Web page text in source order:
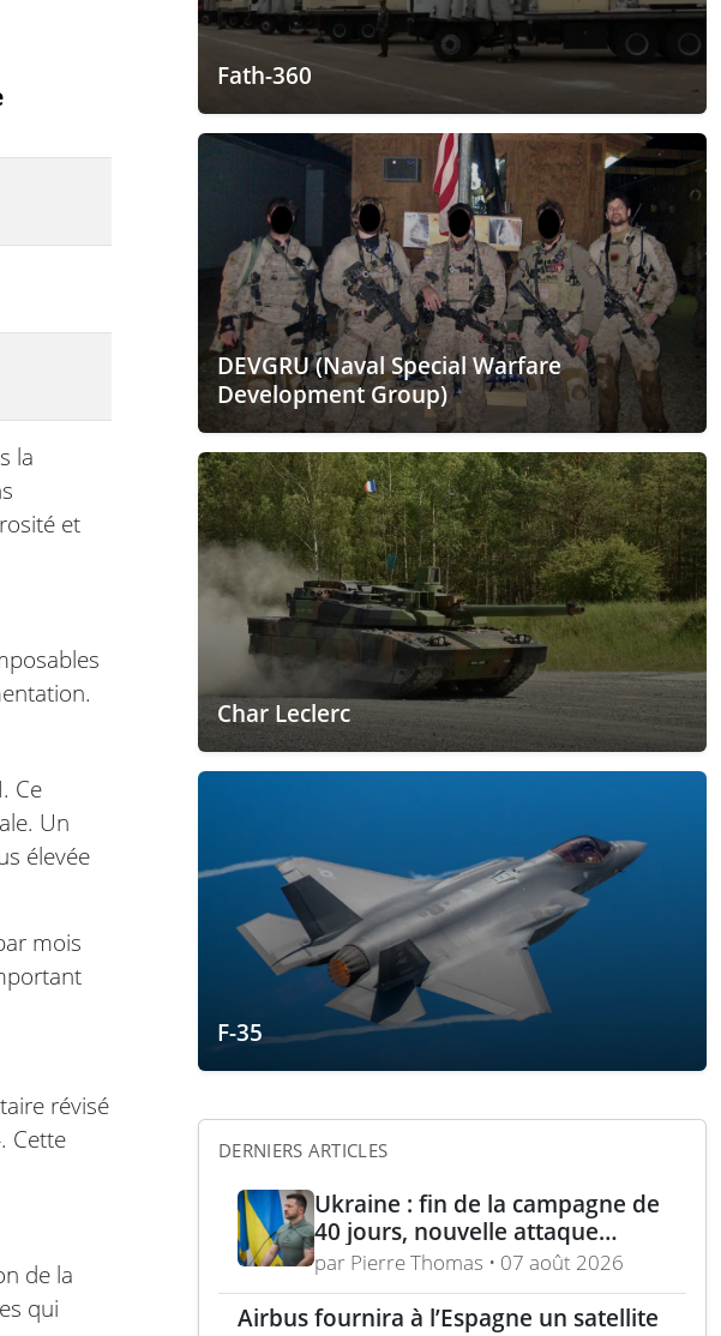
la
et
Ce
Un
élevée
mois
révisé
Cette
de la
qui
Fath-360
DEVGRU (Naval Special Warfare
Development Group)
Char Leclerc
F-35
DERNIERS ARTICLES
Ukraine : fin de la campagne de
40 jours, nouvelle attaque
contre Wildberries et
élimination d’un général russe à
Moscou
par Pierre Thomas • 07 août 2026
Airbus fournira à l’Espagne un satellite